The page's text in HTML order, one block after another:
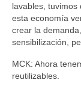
lavables, tuvimos
esta economía
crear la
sensibilización,
MCK: Ahora
reutilizables.